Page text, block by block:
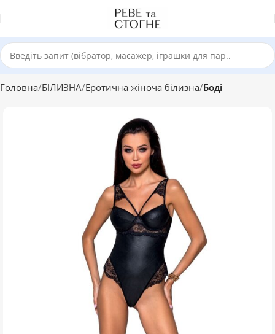
Головна БІЛИЗНА Еротична жіноча білизна Боді